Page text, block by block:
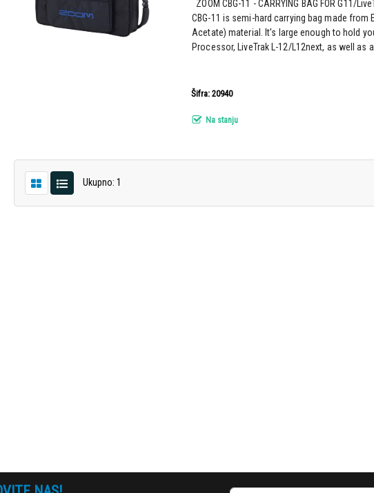
ZOOM CBG-11 - CARRYING BAG FOR G11/
CBG-11 is semi-hard carrying bag made from
Acetate) material. It's large enough to hold
Processor, LiveTrak L-12/L12next, as well as a
Šifra: 20940
Na stanju
Ukupno: 1